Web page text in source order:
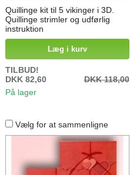
Quillinge kit til 5 vikinger i 3D.
Quillinge strimler og udførlig
instruktion
Læg i kurv
TILBUD!
DKK 82,60
DKK 118,00
På lager
Vælg for at sammenligne